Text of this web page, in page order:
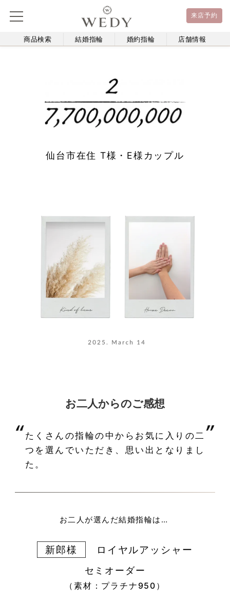
来店予約
商品検索 結婚指輪 婚約指輪 店舗情報
仙台市在住 T様・E様カップル
お二人からのご感想
たくさんの指輪の中からお気に入りの二
つを選んでいただき、思い出となりまし
た。
お二人が選んだ結婚指輪は…
新郎様 ロイヤルアッシャー
セミオーダー
（素材：プラチナ950）